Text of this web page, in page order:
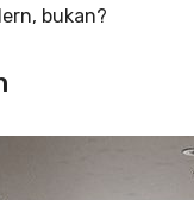
bukan?